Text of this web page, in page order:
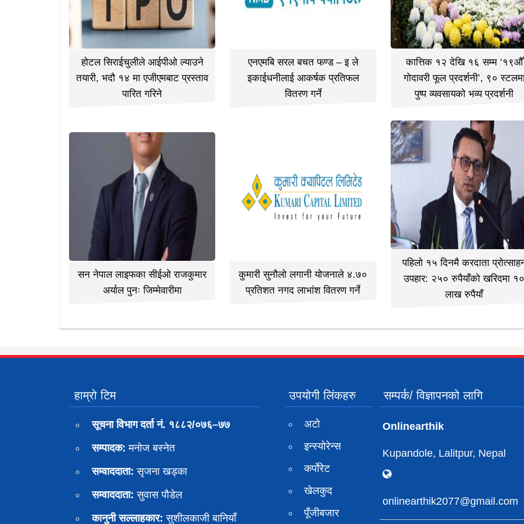
होटल सिराईचुलीले आईपीओ ल्याउने
तयारी, भदौ १४ मा एजीएमबाट प्रस्ताव
पारित गरिने
एनएमबि सरल बचत फण्ड – इ ले
इकाईधनीलाई आकर्षक प्रतिफल
वितरण गर्ने
कात्तिक १२ देखि १६ सम्म ‘१९औँ
गोदावरी फूल प्रदर्शनी’, ९०
पुष्प व्यवसायको भव्य प्रदर्शनी
सन नेपाल लाइफका सीईओ राजकुमार
अर्याल पुनः जिम्मेवारीमा
कुमारी सुनौलो लगानी योजनाले ४.७०
प्रतिशत नगद लाभांश वितरण गर्ने
पहिलो १५ दिनमै करदाता
उपहार: २५० रुपैयाँको खरिदमा
लाख रुपैयाँ
हाम्रो टिम
सूचना विभाग दर्ता नं. १८८२/०७६–७७
सम्पादक: मनोज बस्नेत
सम्वाददाता: सृजना खड्का
सम्वाददाता: सुवास पाैडेल
कानुनी सल्लाहकार: सुशीलकाजी बानियाँ
उपयोगी लिंकहरु
अटो
इन्स्योरेन्स
कर्पाेरेट
खेलकुद
पूँजीबजार
सम्पर्क/ विज्ञापनको लागि
Onlinearthik
Kupandole, Lalitpur, Nepal
onlinearthik2077@gmail.com